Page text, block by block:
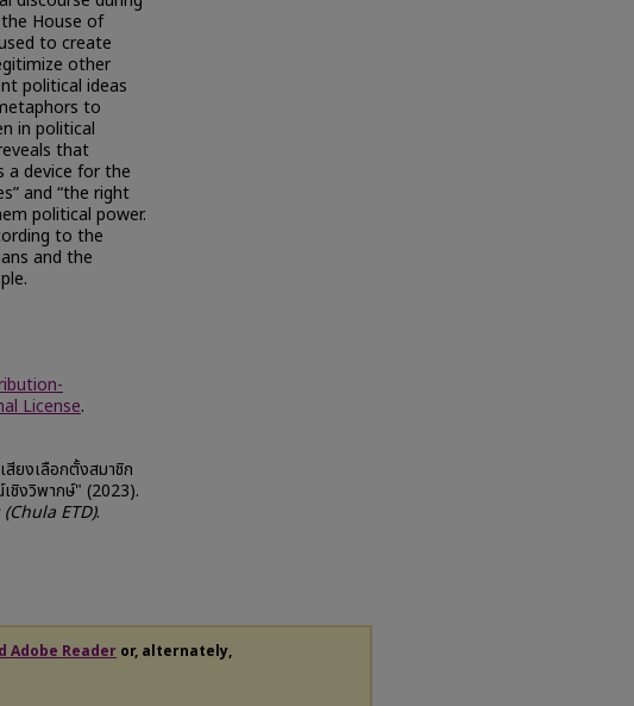
House of
to create
other
political ideas
to
in political
that
a device for the
and “the right
political power.
to the
and the
License.
สียงเลือกตั้งสมาชิก
ชิงวิพากษ์" (2023).
ETD).
Adobe Reader or, alternately,